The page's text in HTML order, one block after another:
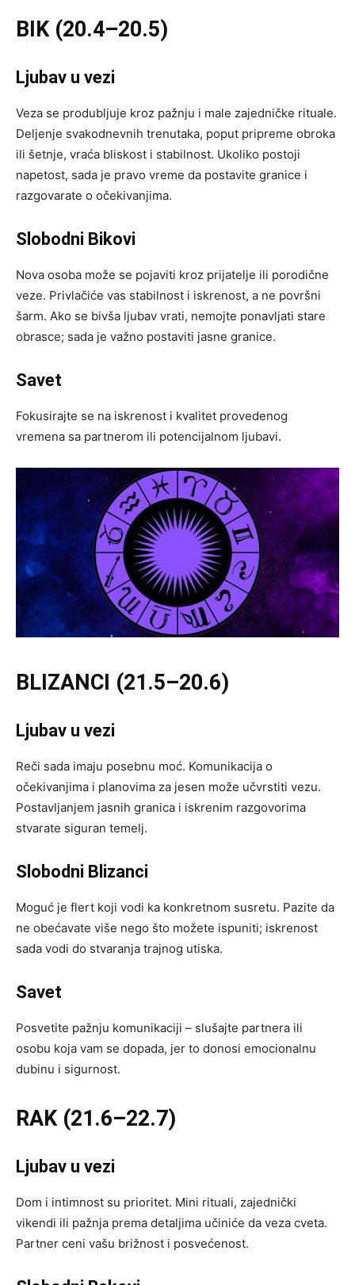
BIK (20.4–20.5)
Ljubav u vezi
Veza se produbljuje kroz pažnju i male zajedničke rituale.
Deljenje svakodnevnih trenutaka, poput pripreme obroka
ili šetnje, vraća bliskost i stabilnost. Ukoliko postoji
napetost, sada je pravo vreme da postavite granice i
razgovarate o očekivanjima.
Slobodni Bikovi
Nova osoba može se pojaviti kroz prijatelje ili porodične
veze. Privlačiće vas stabilnost i iskrenost, a ne površni
šarm. Ako se bivša ljubav vrati, nemojte ponavljati stare
obrasce; sada je važno postaviti jasne granice.
Savet
Fokusirajte se na iskrenost i kvalitet provedenog
vremena sa partnerom ili potencijalnom ljubavi.
BLIZANCI (21.5–20.6)
Ljubav u vezi
Reči sada imaju posebnu moć. Komunikacija o
očekivanjima i planovima za jesen može učvrstiti vezu.
Postavljanjem jasnih granica i iskrenim razgovorima
stvarate siguran temelj.
Slobodni Blizanci
Moguć je flert koji vodi ka konkretnom susretu. Pazite da
ne obećavate više nego što možete ispuniti; iskrenost
sada vodi do stvaranja trajnog utiska.
Savet
Posvetite pažnju komunikaciji – slušajte partnera ili
osobu koja vam se dopada, jer to donosi emocionalnu
dubinu i sigurnost.
RAK (21.6–22.7)
Ljubav u vezi
Dom i intimnost su prioritet. Mini rituali, zajednički
vikendi ili pažnja prema detaljima učiniće da veza cveta.
Partner ceni vašu brižnost i posvećenost.